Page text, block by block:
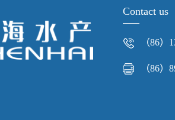
Contact us
（86）
（86）